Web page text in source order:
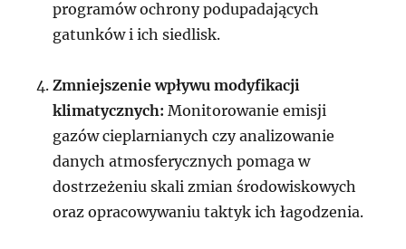
programów ochrony podupadających
gatunków i ich siedlisk.
Zmniejszenie wpływu modyfikacji
klimatycznych: Monitorowanie emisji
gazów cieplarnianych czy analizowanie
danych atmosferycznych pomaga w
dostrzeżeniu skali zmian środowiskowych
oraz opracowywaniu taktyk ich łagodzenia.